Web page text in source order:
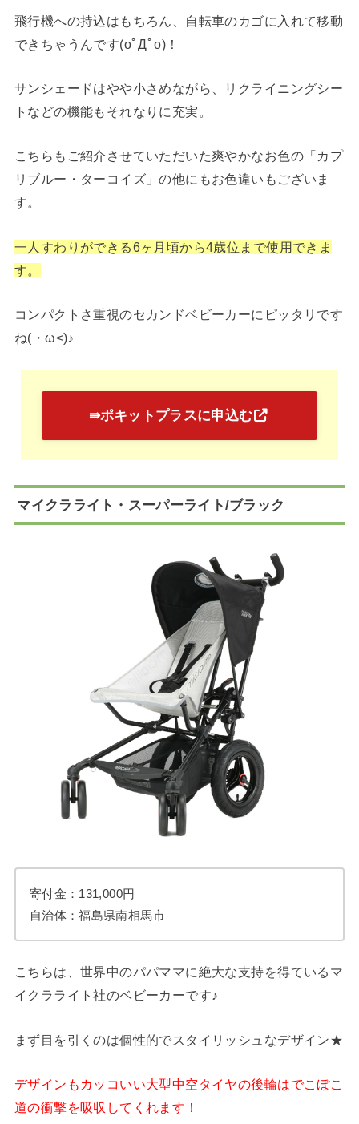
飛行機への持込はもちろん、自転車のカゴに入れて移動
できちゃうんです(oﾟДﾟo)！
サンシェードはやや小さめながら、リクライニングシー
トなどの機能もそれなりに充実。
こちらもご紹介させていただいた爽やかなお色の「カプ
リブルー・ターコイズ」の他にもお色違いもございま
す。
一人すわりができる6ヶ月頃から4歳位まで使用できま
す。
コンパクトさ重視のセカンドベビーカーにピッタリです
ね(・ω<)♪
⇛ポキットプラスに申込む
マイクラライト・スーパーライト/ブラック
寄付金：131,000円
自治体：福島県南相馬市
こちらは、世界中のパパママに絶大な支持を得ているマ
イクラライト社のベビーカーです♪
まず目を引くのは個性的でスタイリッシュなデザイン★
デザインもカッコいい大型中空タイヤの後輪はでこぼこ
道の衝撃を吸収してくれます！